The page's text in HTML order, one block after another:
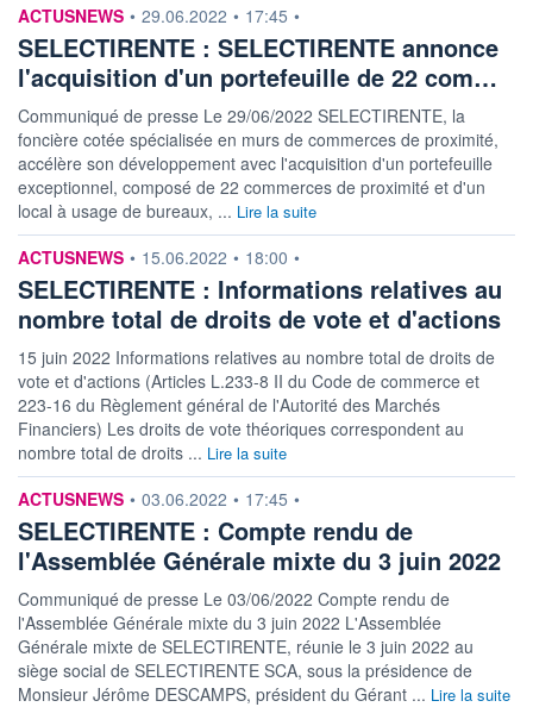
VOLUME
7
CAPITAL ÉCHANGÉ
0,00%
VALORISATION
355 MEUR
DERNIER ÉCHANGE
07.08.26 / 11:30:26
LIMITE À LA
BAISSE
76,0000
LIMITE À LA
HAUSSE
92,0000
RENDEMENT
ESTIMÉ 2026
5,00%
PER ESTIMÉ
2026
25,76
DERNIER
DIVIDENDE
4,20 EUR (08/06/26)
DATE
DERNIER
DIVIDENDE
08/06/26
PROCHAIN
DIVIDENDE
-
ÉLIGIBILITÉ
CTO BUSINESS
RISQUE ESG
-
+ ALERTE + PORTEFEUILLE
information fournie par
ACTUSNEWS • 29.06.2022 • 17:45 •
SELECTIRENTE : SELECTIRENTE annonce
l'acquisition d'un portefeuille de 22 com…
Communiqué de presse Le 29/06/2022 SELECTIRENTE, la
foncière cotée spécialisée en murs de commerces de proximité,
accélère son développement avec l'acquisition d'un portefeuille
exceptionnel, composé de 22 commerces de proximité et d'un
local à usage de bureaux, ... Lire la suite
information fournie par
ACTUSNEWS • 15.06.2022 • 18:00 •
SELECTIRENTE : Informations relatives au
nombre total de droits de vote et d'actions
15 juin 2022 Informations relatives au nombre total de droits de
vote et d'actions (Articles L.233-8 II du Code de commerce et
223-16 du Règlement général de l'Autorité des Marchés
Financiers) Les droits de vote théoriques correspondent au
nombre total de droits ... Lire la suite
information fournie par
ACTUSNEWS • 03.06.2022 • 17:45 •
SELECTIRENTE : Compte rendu de
l'Assemblée Générale mixte du 3 juin 2022
Communiqué de presse Le 03/06/2022 Compte rendu de
l'Assemblée Générale mixte du 3 juin 2022 L'Assemblée
Générale mixte de SELECTIRENTE, réunie le 3 juin 2022 au
siège social de SELECTIRENTE SCA, sous la présidence de
Monsieur Jérôme DESCAMPS, président du Gérant ... Lire la suite